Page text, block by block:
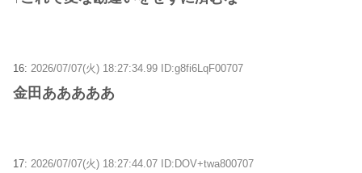
16: 2026/07/07(火) 18:27:34.99 ID:g8fi6LqF00707
金田あああああ
17: 2026/07/07(火) 18:27:44.07 ID:DOV+twa800707